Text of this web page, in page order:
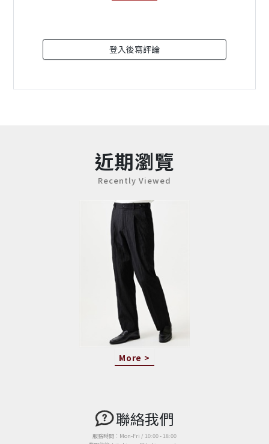
登入後寫評論
近期瀏覽
Recently Viewed
More >
聯絡我們
服務時間：Mon-Fri / 10:00 - 18:00